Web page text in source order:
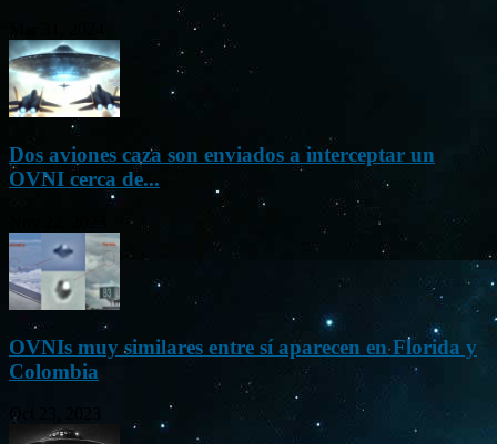
Dos aviones caza son enviados a interceptar un
OVNI cerca de...
OVNIs muy similares entre sí aparecen en Florida y
Colombia
Oct 23, 2023